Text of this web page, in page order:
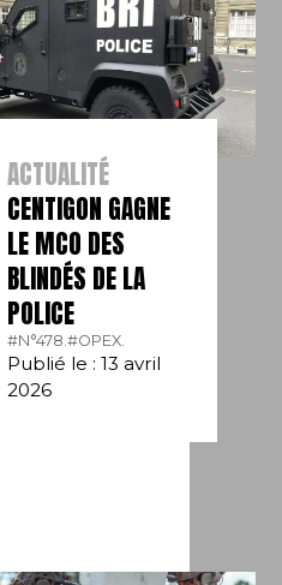
ACTUALITÉ
CENTIGON GAGNE
LE MCO DES
BLINDÉS DE LA
POLICE
#N°478.#OPEX.
Publié le : 13 avril
2026